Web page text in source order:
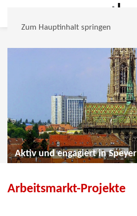
Zum Hauptinhalt springen
Aktiv und engagiert in Speyer
Arbeitsmarkt-Projekte